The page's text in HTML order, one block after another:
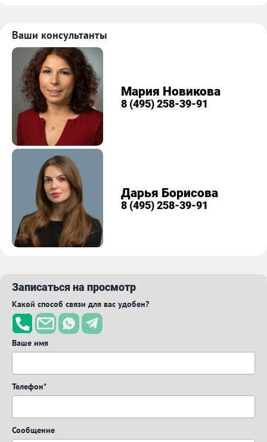
Ваши консультанты
Мария Новикова
8 (495) 258-39-91
Дарья Борисова
8 (495) 258-39-91
Записаться на просмотр
Какой способ связи для вас удобен?
Ваше имя
Телефон*
Сообщение